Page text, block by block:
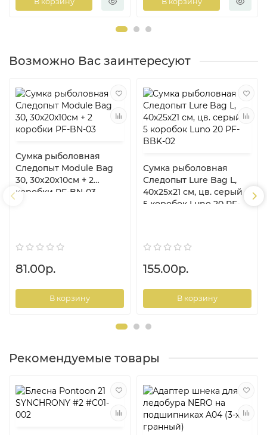
Возможно Вас заинтересуют
Сумка рыболовная
Следопыт Module Bag
30, 30х20х10см + 2
коробки PF-BN-03
81.00р.
В корзину
Сумка рыболовная
Следопыт Lure Bag L,
40х25х21 см, цв. серый +
5 коробок Luno 20 PF-
155.00р.
В корзину
Рекомендуемые товары